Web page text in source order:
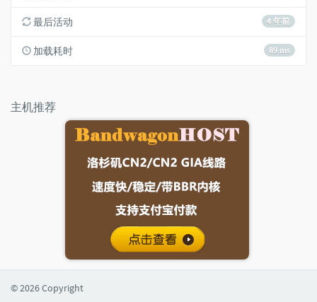
4 年前
最后活动
89 ms
加载耗时
主机推荐
© 2026 Copyright